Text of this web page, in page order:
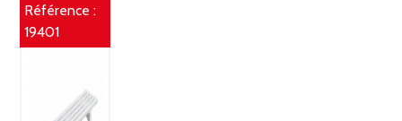
Référence :
19401